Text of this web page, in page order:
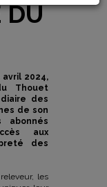
DU
avril 2024,
Thouet
des
de son
abonnés
aux
des
les